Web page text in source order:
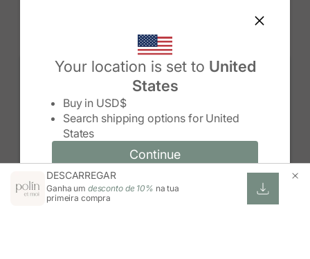
Your location is set to United
States
Buy in USD$
Search shipping options for United
States
Continue
Change country/region and language
Change country/region
Continue
TRINDADE E TOBAGO (TTD $)
TUNÍSIA (USD $)
TURQUEMENISTÃO (USD $)
TURQUIA (TRY ₺)
TUVALU (AUD $)
UGANDA (UGX USH)
URUGUAI (UYU $U)
USBEQUISTÃO (UZS SO'M)
VENEZUELA (USD $)
VIETNAME (VND ₫)
WALLIS E FUTUNA (XPF FR)
ZIMBABUÉ (USD $)
DESCARREGAR
Ganha um desconto de 10% na tua
primeira compra